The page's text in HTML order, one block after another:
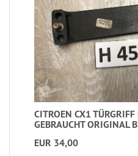
CITROEN CX1
GEBRAUCHT ORIGINAL
EUR 34,00